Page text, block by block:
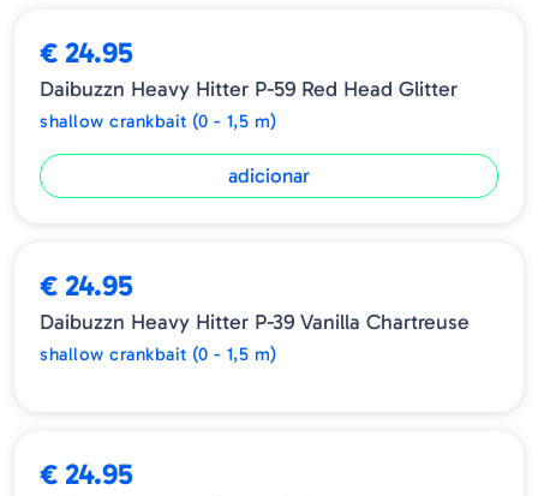
€ 24.95
Daibuzzn Heavy Hitter P-59 Red Head Glitter
shallow crankbait (0 - 1,5 m)
adicionar
€ 24.95
Daibuzzn Heavy Hitter P-39 Vanilla Chartreuse
shallow crankbait (0 - 1,5 m)
€ 24.95